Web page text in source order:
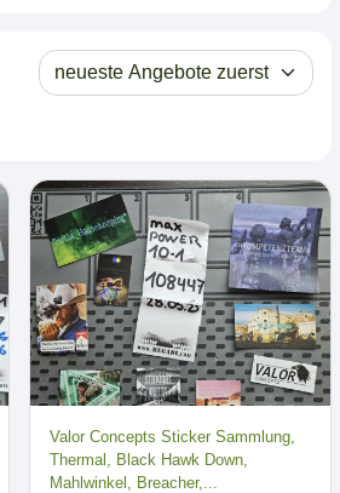
Valor Concepts Sticker Sammlung,
Thermal, Black Hawk Down,
Mahlwinkel, Breacher,...